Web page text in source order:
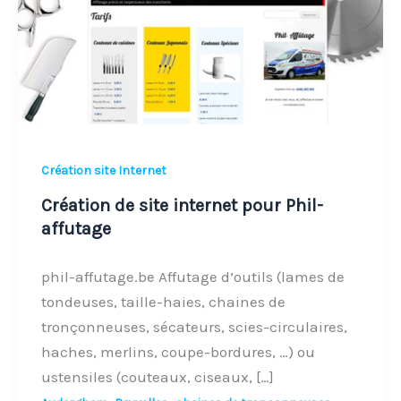
Création site Internet
Création de site internet pour Phil-
affutage
phil-affutage.be Affutage d’outils (lames de
tondeuses, taille-haies, chaines de
tronçonneuses, sécateurs, scies-circulaires,
haches, merlins, coupe-bordures, …) ou
ustensiles (couteaux, ciseaux, […]
affutage